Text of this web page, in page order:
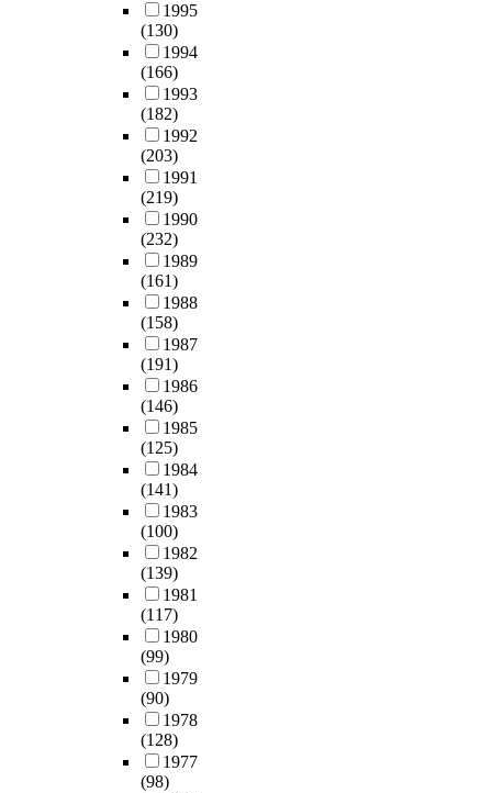
1995
(130)
1994
(166)
1993
(182)
1992
(203)
1991
(219)
1990
(232)
1989
(161)
1988
(158)
1987
(191)
1986
(146)
1985
(125)
1984
(141)
1983
(100)
1982
(139)
1981
(117)
1980
(99)
1979
(90)
1978
(128)
1977
(98)